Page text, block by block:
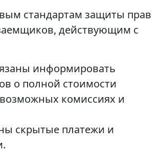
стандартам защиты прав
действующим с
информировать
о полной стоимости
комиссиях и
скрытые платежи и